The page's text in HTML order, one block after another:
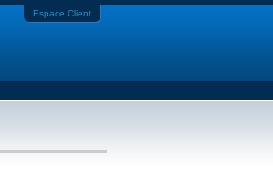
Espace Client